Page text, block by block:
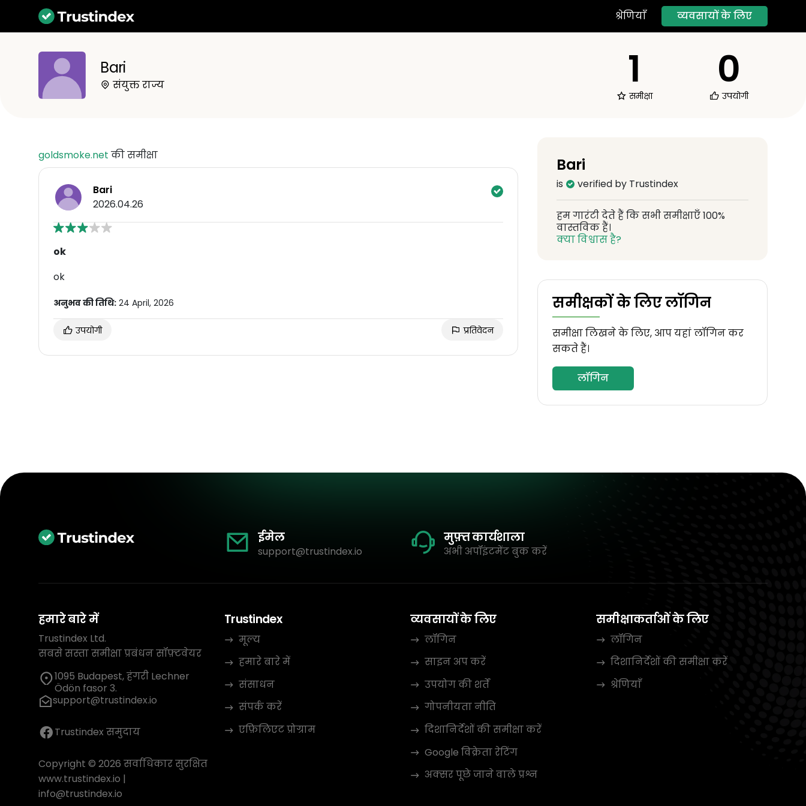
श्रेणियाँ व्यवसायों के लिए
Bari
संयुक्त राज्य 1
समीक्षा
0
उपयोगी
goldsmoke.net की समीक्षा
Bari
2026.04.26
ok
ok
अनुभव की तिथि: 24 April, 2026
उपयोगी प्रतिवेदन
Bari
is verified by Trustindex
हम गारंटी देते हैं कि सभी समीक्षाएँ 100%
वास्तविक हैं।
क्या विश्वास है?
समीक्षकों के लिए लॉगिन
समीक्षा लिखने के लिए, आप यहां लॉगिन कर
सकते हैं।
लॉगिन
ईमेल
support@trustindex.io
मुफ़्त कार्यशाला
अभी अपॉइंटमेंट बुक करें
हमारे बारे में
Trustindex Ltd.
सबसे सस्ता समीक्षा प्रबंधन सॉफ़्टवेयर
1095 Budapest, हंगरी Lechner
Ödön fasor 3.
support@trustindex.io
Trustindex समुदाय
Copyright © 2026 सर्वाधिकार सुरक्षित
www.trustindex.io |
info@trustindex.io
Trustindex
मूल्य
हमारे बारे में
संसाधन
संपर्क करें
एफ़िलिएट प्रोग्राम
व्यवसायों के लिए
लॉगिन
साइन अप करें
उपयोग की शर्तें
गोपनीयता नीति
दिशानिर्देशों की समीक्षा करें
Google विक्रेता रेटिंग
अक्सर पूछे जाने वाले प्रश्न
समीक्षाकर्ताओं के लिए
लॉगिन
दिशानिर्देशों की समीक्षा करें
श्रेणियाँ